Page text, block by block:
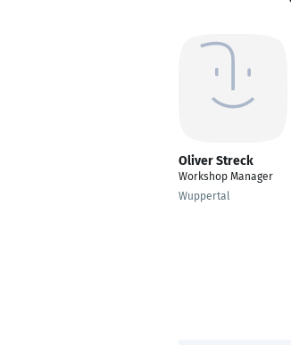
Oliver Streck
Workshop Manager
Wuppertal